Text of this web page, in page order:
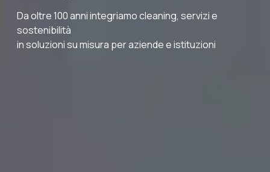
Da oltre 100 anni integriamo cleaning, servizi e
sostenibilità
in soluzioni su misura per aziende e istituzioni